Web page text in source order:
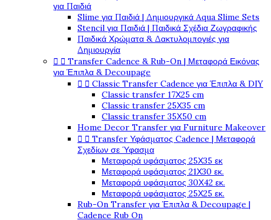
για Παιδιά
Slime για Παιδιά | Δημιουργικά Aqua Slime Sets
Stencil για Παιδιά | Παιδικά Σχέδια Ζωγραφικής
Παιδικά Χρώματα & Δακτυλομπογιές για
Δημιουργία
  Transfer Cadence & Rub-On | Μεταφορά Εικόνας
για Έπιπλα & Decoupage
  Classic Transfer Cadence για Έπιπλα & DIY
Classic transfer 17Χ25 cm
Classic transfer 25Χ35 cm
Classic transfer 35Χ50 cm
Home Decor Transfer για Furniture Makeover
  Transfer Υφάσματος Cadence | Μεταφορά
Σχεδίων σε Ύφασμα
Μεταφορά υφάσματος 25Χ35 εκ
Μεταφορά υφάσματος 21Χ30 εκ.
Μεταφορά υφάσματος 30Χ42 εκ.
Μεταφορά υφάσματος 25Χ25 εκ.
Rub-On Transfer για Έπιπλα & Decoupage |
Cadence Rub On